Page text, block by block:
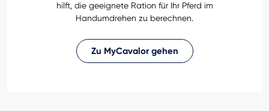
hilft, die geeignete Ration für Ihr Pferd im
Handumdrehen zu berechnen.
Zu MyCavalor gehen